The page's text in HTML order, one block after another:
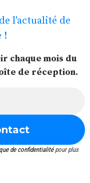
l'actualité de
!
chaque mois du
de réception.
de confidentialitépour plus